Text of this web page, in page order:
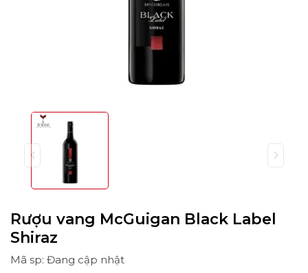
Rượu vang McGuigan Black Label
Shiraz
Mã sp: Đang cập nhật